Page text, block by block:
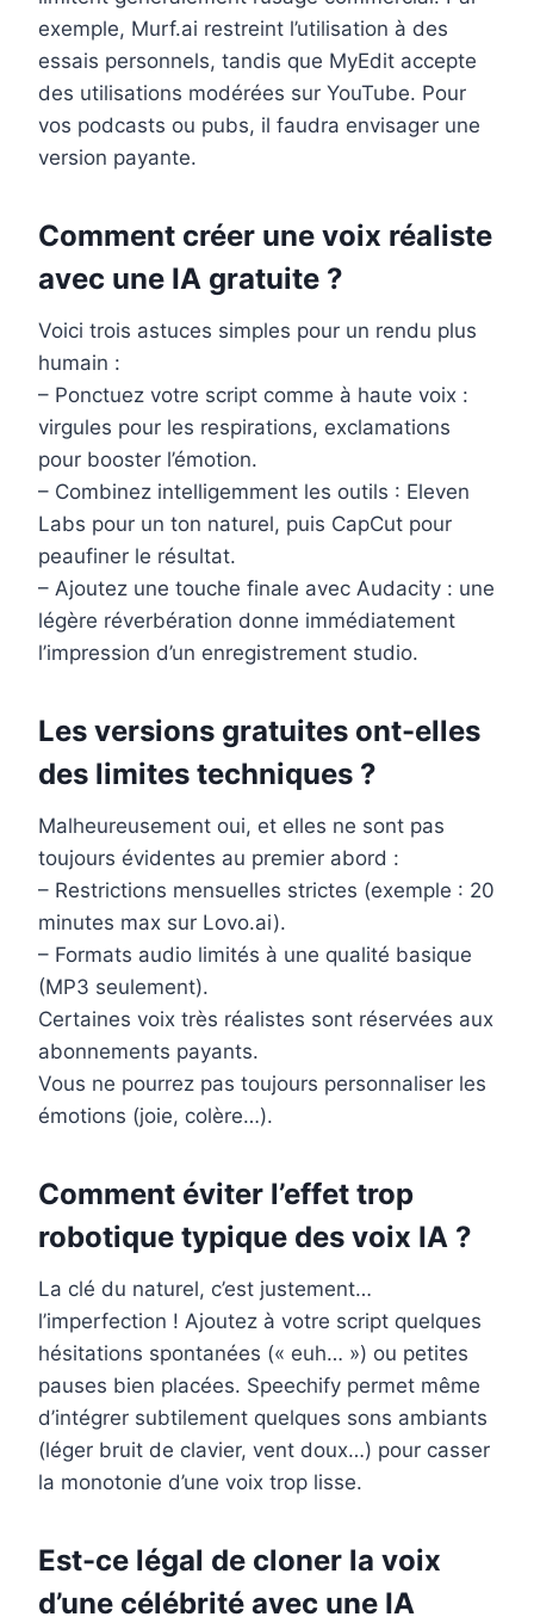
exemple, Murf.ai restreint l’utilisation à des
essais personnels, tandis que MyEdit accepte
des utilisations modérées sur YouTube. Pour
vos podcasts ou pubs, il faudra envisager une
version payante.
Comment créer une voix réaliste
avec une IA gratuite ?
Voici trois astuces simples pour un rendu plus
humain :
– Ponctuez votre script comme à haute voix :
virgules pour les respirations, exclamations
pour booster l’émotion.
– Combinez intelligemment les outils : Eleven
Labs pour un ton naturel, puis CapCut pour
peaufiner le résultat.
– Ajoutez une touche finale avec Audacity : une
légère réverbération donne immédiatement
l’impression d’un enregistrement studio.
Les versions gratuites ont-elles
des limites techniques ?
Malheureusement oui, et elles ne sont pas
toujours évidentes au premier abord :
– Restrictions mensuelles strictes (exemple : 20
minutes max sur Lovo.ai).
– Formats audio limités à une qualité basique
(MP3 seulement).
Certaines voix très réalistes sont réservées aux
abonnements payants.
Vous ne pourrez pas toujours personnaliser les
émotions (joie, colère…).
Comment éviter l’effet trop
robotique typique des voix IA ?
La clé du naturel, c’est justement…
l’imperfection ! Ajoutez à votre script quelques
hésitations spontanées (« euh… ») ou petites
pauses bien placées. Speechify permet même
d’intégrer subtilement quelques sons ambiants
(léger bruit de clavier, vent doux…) pour casser
la monotonie d’une voix trop lisse.
Est-ce légal de cloner la voix
d’une célébrité avec une IA